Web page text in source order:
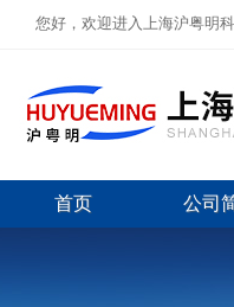
您好，欢迎进入上海沪粤明
首页 公司